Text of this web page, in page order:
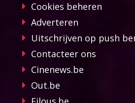
Cookies beheren
Adverteren
Uitschrijven op push
Contacteer ons
Cinenews.be
Out.be